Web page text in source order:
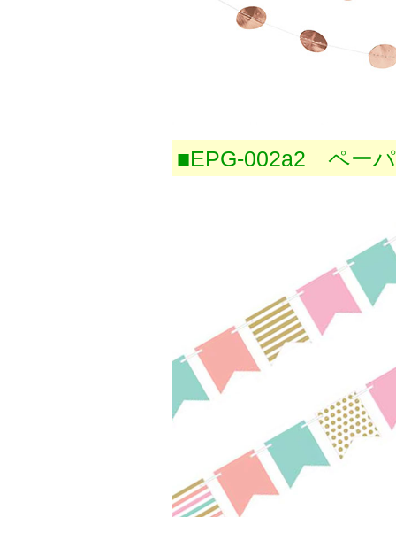
■EPG-002a2 ペー